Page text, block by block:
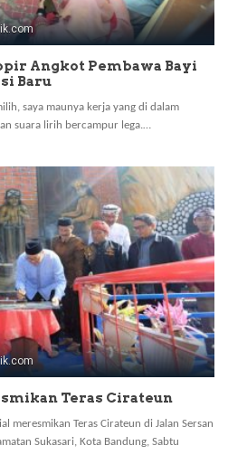
Angkot Pembawa Bayi
Baru
saya maunya kerja yang di dalam
suara lirih bercampur lega.…
Teras Cirateun
meresmikan Teras Cirateun di Jalan Sersan
Sukasari, Kota Bandung, Sabtu